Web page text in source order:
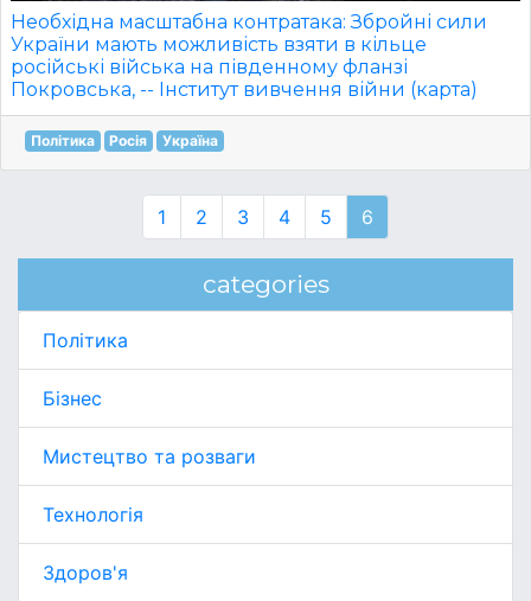
Необхідна масштабна контратака: Збройні сили
України мають можливість взяти в кільце
російські війська на південному фланзі
Покровська, -- Інститут вивчення війни (карта)
Політика Росія Україна
1 2 3 4 5 6
categories
Політика
Бізнес
Мистецтво та розваги
Технологія
Здоров'я